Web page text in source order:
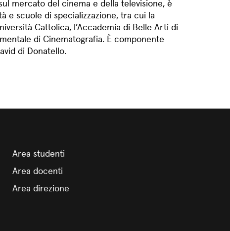
mercato del cinema e della televisione, è
e scuole di specializzazione, tra cui la
Cattolica, l’Accademia di Belle Arti di
di Cinematografia. È componente
di Donatello.
Area studenti
Area docenti
Area direzione